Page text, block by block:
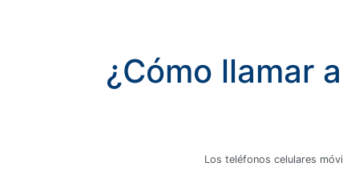
¿Cómo llamar
Los teléfonos celulares